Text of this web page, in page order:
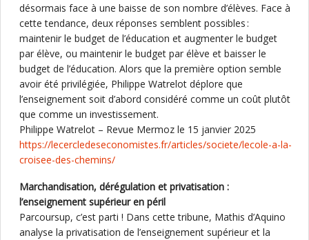
désormais face à une baisse de son nombre d’élèves. Face à
cette tendance, deux réponses semblent possibles :
maintenir le budget de l’éducation et augmenter le budget
par élève, ou maintenir le budget par élève et baisser le
budget de l’éducation. Alors que la première option semble
avoir été privilégiée, Philippe Watrelot déplore que
l’enseignement soit d’abord considéré comme un coût plutôt
que comme un investissement.
Philippe Watrelot – Revue Mermoz le 15 janvier 2025
https://lecercledeseconomistes.fr/articles/societe/lecole-a-la-
croisee-des-chemins/
Marchandisation, dérégulation et privatisation :
l’enseignement supérieur en péril
Parcoursup, c’est parti ! Dans cette tribune, Mathis d’Aquino
analyse la privatisation de l’enseignement supérieur et la